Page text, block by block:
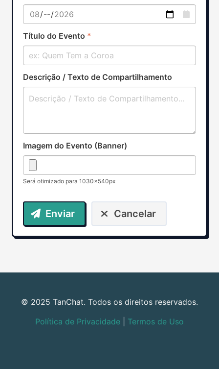
Título do Evento *
Descrição / Texto de Compartilhamento
Imagem do Evento (Banner)
Será otimizado para 1030x540px
Enviar Cancelar
© 2025 TanChat. Todos os direitos reservados.
Política de Privacidade
Termos de Uso